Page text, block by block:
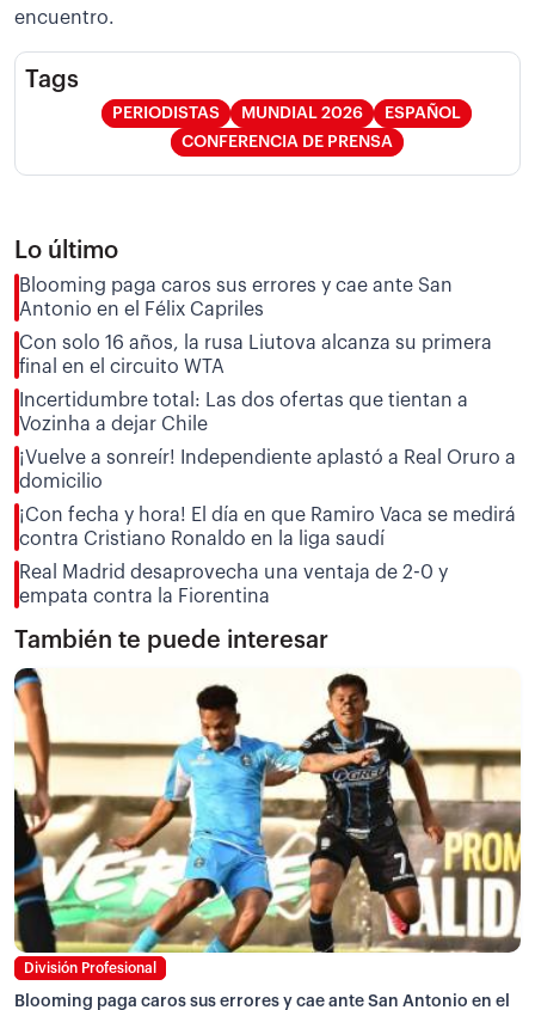
encuentro.
Tags
PERIODISTAS MUNDIAL 2026
ESPAÑOL
CONFERENCIA DE PRENSA
Lo último
Blooming paga caros sus errores y cae ante San
Antonio en el Félix Capriles
Con solo 16 años, la rusa Liutova alcanza su primera
final en el circuito WTA
Incertidumbre total: Las dos ofertas que tientan a
Vozinha a dejar Chile
¡Vuelve a sonreír! Independiente aplastó a Real Oruro a
domicilio
¡Con fecha y hora! El día en que Ramiro Vaca se medirá
contra Cristiano Ronaldo en la liga saudí
Real Madrid desaprovecha una ventaja de 2-0 y
empata contra la Fiorentina
También te puede interesar
División Profesional
Blooming paga caros sus errores y cae ante San Antonio en el